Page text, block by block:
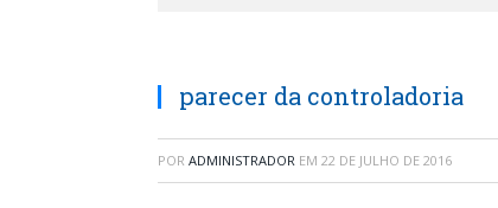
parecer da controladoria
POR ADMINISTRADOR EM 22 DE JULHO DE 2016